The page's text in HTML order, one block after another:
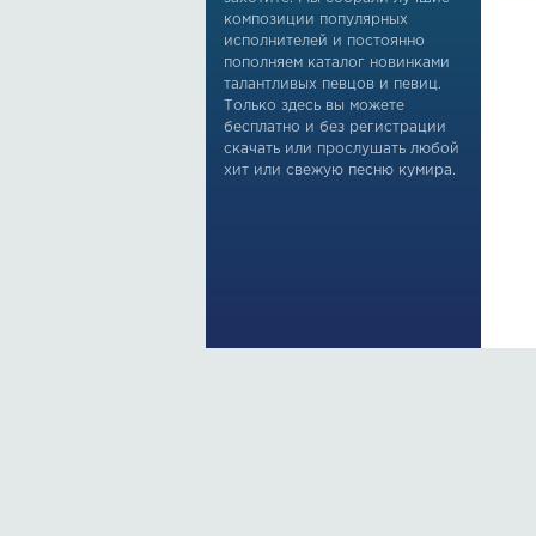
композиции популярных
исполнителей и постоянно
пополняем каталог новинками
талантливых певцов и певиц.
Только здесь вы можете
бесплатно и без регистрации
скачать или прослушать любой
хит или свежую песню кумира.